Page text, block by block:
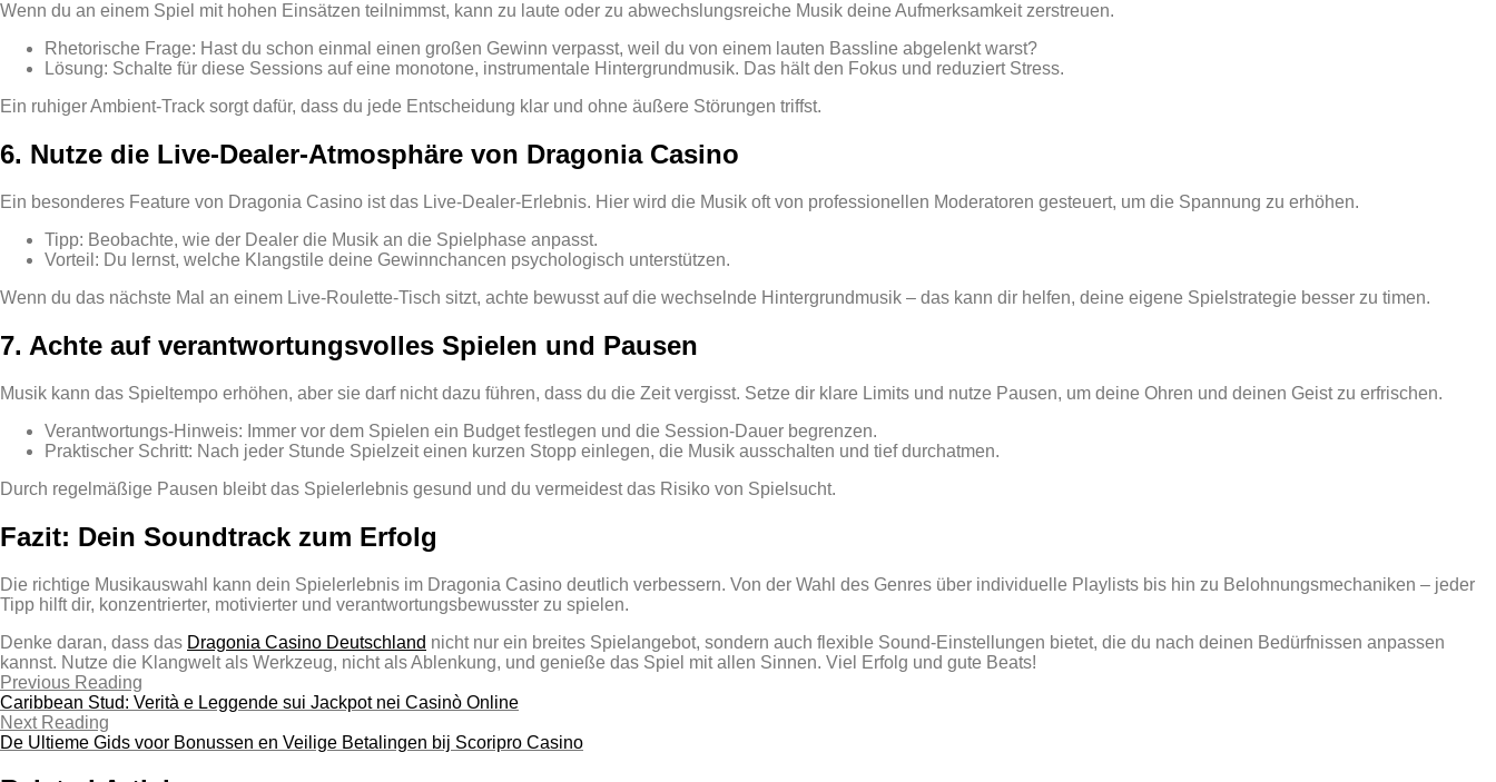
Wenn du an einem Spiel mit hohen Einsätzen teilnimmst, kann zu laute oder zu abwechslungsreiche Musik deine Aufmerksamkeit zerstreuen.
Rhetorische Frage: Hast du schon einmal einen großen Gewinn verpasst, weil du von einem lauten Bassline abgelenkt warst?
Lösung: Schalte für diese Sessions auf eine monotone, instrumentale Hintergrundmusik. Das hält den Fokus und reduziert Stress.
Ein ruhiger Ambient‑Track sorgt dafür, dass du jede Entscheidung klar und ohne äußere Störungen triffst.
6. Nutze die Live‑Dealer‑Atmosphäre von Dragonia Casino
Ein besonderes Feature von Dragonia Casino ist das Live‑Dealer‑Erlebnis. Hier wird die Musik oft von professionellen Moderatoren gesteuert, um die Spannung zu erhöhen.
Tipp: Beobachte, wie der Dealer die Musik an die Spielphase anpasst.
Vorteil: Du lernst, welche Klangstile deine Gewinnchancen psychologisch unterstützen.
Wenn du das nächste Mal an einem Live‑Roulette‑Tisch sitzt, achte bewusst auf die wechselnde Hintergrundmusik – das kann dir helfen, deine eigene Spielstrategie besser zu timen.
7. Achte auf verantwortungsvolles Spielen und Pausen
Musik kann das Spieltempo erhöhen, aber sie darf nicht dazu führen, dass du die Zeit vergisst. Setze dir klare Limits und nutze Pausen, um deine Ohren und deinen Geist zu erfrischen.
Verantwortungs‑Hinweis: Immer vor dem Spielen ein Budget festlegen und die Session‑Dauer begrenzen.
Praktischer Schritt: Nach jeder Stunde Spielzeit einen kurzen Stopp einlegen, die Musik ausschalten und tief durchatmen.
Durch regelmäßige Pausen bleibt das Spielerlebnis gesund und du vermeidest das Risiko von Spielsucht.
Fazit: Dein Soundtrack zum Erfolg
Die richtige Musikauswahl kann dein Spielerlebnis im Dragonia Casino deutlich verbessern. Von der Wahl des Genres über individuelle Playlists bis hin zu Belohnungsmechaniken – jeder
Tipp hilft dir, konzentrierter, motivierter und verantwortungsbewusster zu spielen.
Denke daran, dass das Dragonia Casino Deutschland nicht nur ein breites Spielangebot, sondern auch flexible Sound‑Einstellungen bietet, die du nach deinen Bedürfnissen anpassen
kannst. Nutze die Klangwelt als Werkzeug, nicht als Ablenkung, und genieße das Spiel mit allen Sinnen. Viel Erfolg und gute Beats!
Previous Reading
Caribbean Stud: Verità e Leggende sui Jackpot nei Casinò Online
Next Reading
De Ultieme Gids voor Bonussen en Veilige Betalingen bij Scoripro Casino